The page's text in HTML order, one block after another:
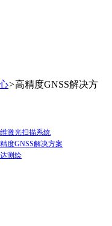
>高精度GNSS解决方
激光扫描系统
度GNSS解决方案
测绘